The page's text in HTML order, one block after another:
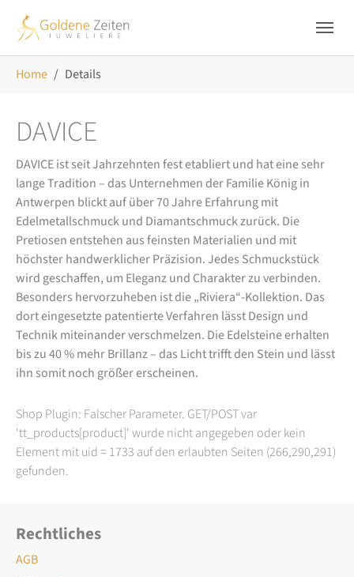
Home Details
DAVICE
DAVICE ist seit Jahrzehnten fest etabliert und hat eine sehr
lange Tradition – das Unternehmen der Familie König in
Antwerpen blickt auf über 70 Jahre Erfahrung mit
Edelmetallschmuck und Diamantschmuck zurück. Die
Pretiosen entstehen aus feinsten Materialien und mit
höchster handwerklicher Präzision. Jedes Schmuckstück
wird geschaffen, um Eleganz und Charakter zu verbinden.
Besonders hervorzuheben ist die „Riviera“-Kollektion. Das
dort eingesetzte patentierte Verfahren lässt Design und
Technik miteinander verschmelzen. Die Edelsteine erhalten
bis zu 40 % mehr Brillanz – das Licht trifft den Stein und lässt
ihn somit noch größer erscheinen.
Shop Plugin: Falscher Parameter. GET/POST var
'tt_products[product]' wurde nicht angegeben oder kein
Element mit uid = 1733 auf den erlaubten Seiten (266,290,291)
gefunden.
Rechtliches
AGB